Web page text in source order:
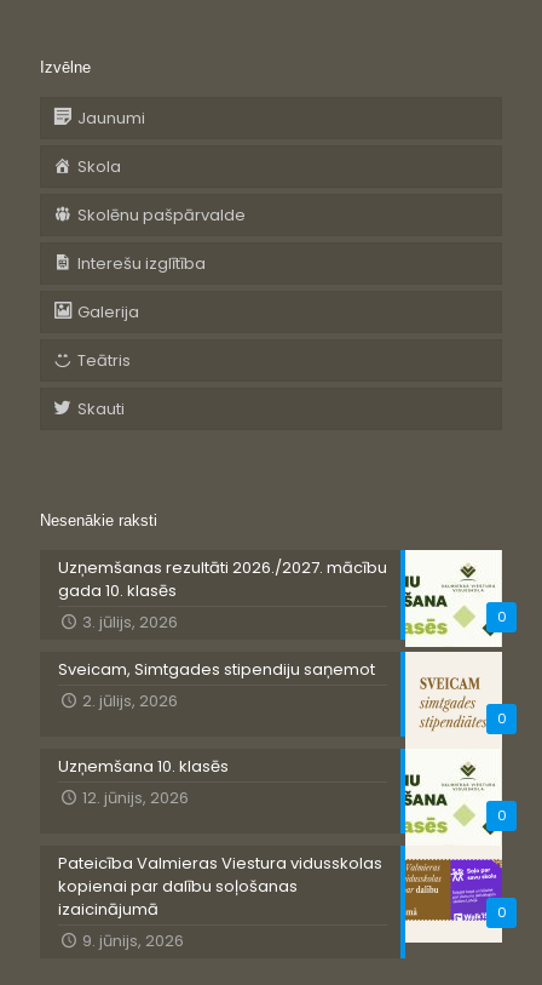
Izvēlne
Jaunumi
Skola
Skolēnu pašpārvalde
Interešu izglītība
Galerija
Teātris
Skauti
Nesenākie raksti
0
Uzņemšanas rezultāti 2026./2027. mācību
gada 10. klasēs
3. jūlijs, 2026
0
Sveicam, Simtgades stipendiju saņemot
2. jūlijs, 2026
0
Uzņemšana 10. klasēs
12. jūnijs, 2026
0
Pateicība Valmieras Viestura vidusskolas
kopienai par dalību soļošanas
izaicinājumā
9. jūnijs, 2026